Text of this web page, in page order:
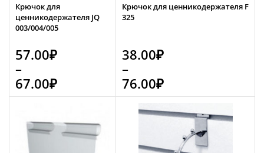
Крючок для
ценникодержателя JQ
003/004/005
57.00₽
–
67.00₽
Крючок для ценникодержателя F
325
38.00₽
–
76.00₽